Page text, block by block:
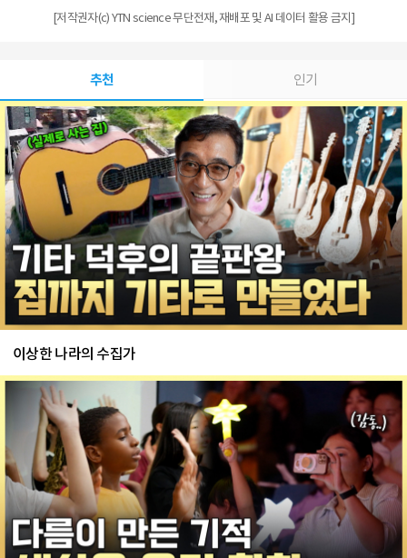
[저작권자(c) YTN science 무단전재, 재배포 및 AI 데이터 활용 금지]
추천 인기
이상한 나라의 수집가